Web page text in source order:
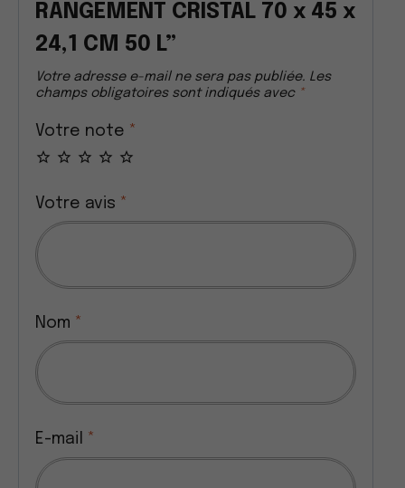
RANGEMENT CRISTAL 70 x 45 x
24,1 CM 50 L”
Votre adresse e-mail ne sera pas publiée. Les
champs obligatoires sont indiqués avec *
Votre note *
Votre avis *
Nom *
E-mail *